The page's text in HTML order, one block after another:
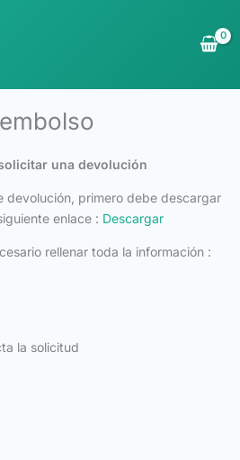
una devolución
devolución, primero debe descargar
enlace : Descargar
rellenar toda la información :
la solicitud